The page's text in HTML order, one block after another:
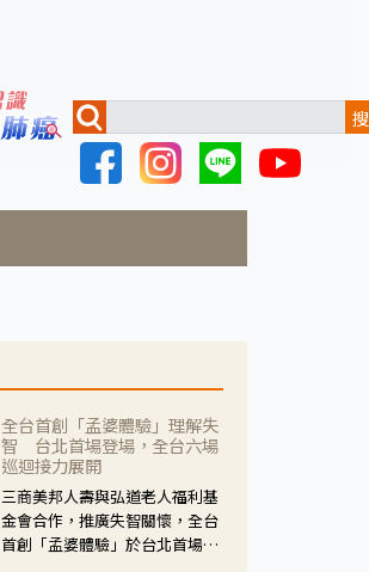
全台首創「孟婆體驗」理解失
智 台北首場登場，全台六場
巡迴接力展開
三商美邦人壽與弘道老人福利基
金會合作，推廣失智關懷，全台
首創「孟婆體驗」於台北首場實